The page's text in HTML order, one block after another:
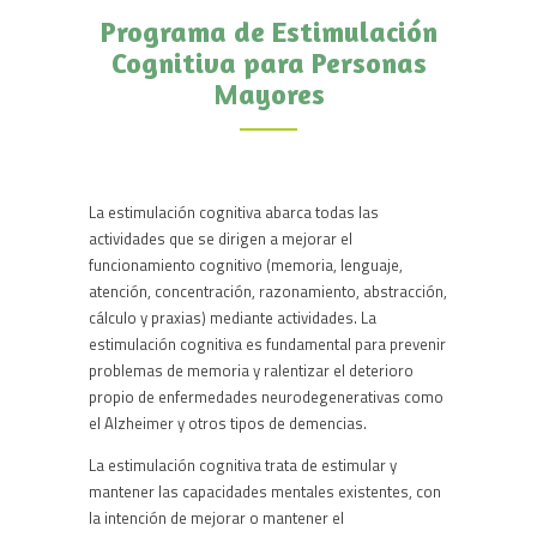
Programa de Estimulación
Cognitiva para Personas
Mayores
La estimulación cognitiva abarca todas las
actividades que se dirigen a mejorar el
funcionamiento cognitivo (memoria, lenguaje,
atención, concentración, razonamiento, abstracción,
cálculo y praxias) mediante actividades. La
estimulación cognitiva es fundamental para prevenir
problemas de memoria y ralentizar el deterioro
propio de enfermedades neurodegenerativas como
el Alzheimer y otros tipos de demencias.
La estimulación cognitiva trata de estimular y
mantener las capacidades mentales existentes, con
la intención de mejorar o mantener el